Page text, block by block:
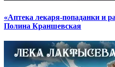
«Аптека лекаря-попаданки и
Полина Краншевская